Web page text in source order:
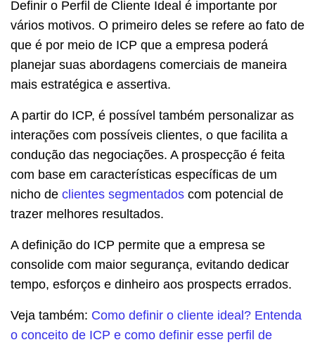
Definir o Perfil de Cliente Ideal é importante por
vários motivos. O primeiro deles se refere ao fato de
que é por meio de ICP que a empresa poderá
planejar suas abordagens comerciais de maneira
mais estratégica e assertiva.
A partir do ICP, é possível também personalizar as
interações com possíveis clientes, o que facilita a
condução das negociações. A prospecção é feita
com base em características específicas de um
nicho de clientes segmentados com potencial de
trazer melhores resultados.
A definição do ICP permite que a empresa se
consolide com maior segurança, evitando dedicar
tempo, esforços e dinheiro aos prospects errados.
Veja também: Como definir o cliente ideal? Entenda
o conceito de ICP e como definir esse perfil de